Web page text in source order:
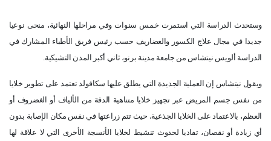
وستحدث الدراسة التي استمرت خمس سنوات وفي مراحلها النهائية، منحى نوعيا
جديدا في مجال علاج الكسور والغضاريف حسب رئيس فريق الأطباء المشارك في
الدراسة ألويس نيتشاس من جامعة مدينة برنو، ثاني أكبر المدن التشيكية.
ويقول نيتشاس إن العملية الجديدة التي يطلق عليها سكافولد تعتمد على تطوير خلايا
من نفس جسم المريض عبر تجهيز خلايا متناهية الدقة من الألياف أو الغضروف أو
العظم، بالاعتماد على الخلايا الجذعية، حيث تتم زراعتها في نفس مكان الإصابة بدون
أي زيادة أو نقصان، تفاديا لحدوث تنشيط لخلايا الأنسجة الأخرى التي لا علاقة لها